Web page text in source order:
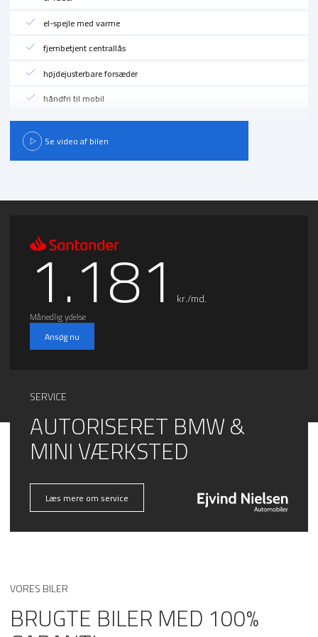
el-spejle med varme
fjernbetjent centrallås
højdejusterbare forsæder
håndfri til mobil
ISOFIX
kørecomputer
musikstreaming via Bluetooth
ratvarme
stofindtræk
sædevarme
Se video af bilen
1.181 kr./md.
Månedlig ydelse
Ansøg nu
SERVICE
AUTORISERET BMW &
MINI VÆRKSTED
Læs mere om service
VORES BILER
BRUGTE BILER MED 100%